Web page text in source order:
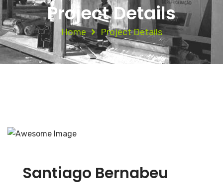
Project Details
Home Project Details
Santiago Bernabeu